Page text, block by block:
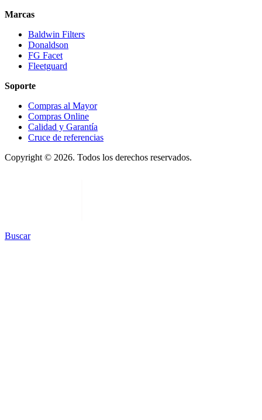
Marcas
Baldwin Filters
Donaldson
FG Facet
Fleetguard
Soporte
Compras al Mayor
Compras Online
Calidad y Garantía
Cruce de referencias
Copyright © 2026. Todos los derechos reservados.
Buscar